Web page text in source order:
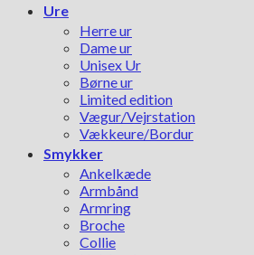
Ure
Herre ur
Dame ur
Unisex Ur
Børne ur
Limited edition
Vægur/Vejrstation
Vækkeure/Bordur
Smykker
Ankelkæde
Armbånd
Armring
Broche
Collie